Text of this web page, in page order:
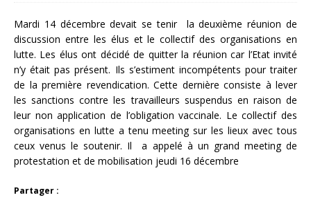
Mardi 14 décembre devait se tenir la deuxième réunion de
discussion entre les élus et le collectif des organisations en
lutte. Les élus ont décidé de quitter la réunion car l’Etat invité
n’y était pas présent. Ils s’estiment incompétents pour traiter
de la première revendication. Cette dernière consiste à lever
les sanctions contre les travailleurs suspendus en raison de
leur non application de l’obligation vaccinale. Le collectif des
organisations en lutte a tenu meeting sur les lieux avec tous
ceux venus le soutenir. Il a appelé à un grand meeting de
protestation et de mobilisation jeudi 16 décembre
Partager :